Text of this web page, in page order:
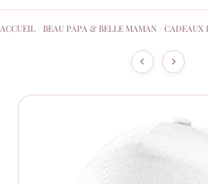
au
ACCUEIL BEAU PAPA & BELLE MAMAN CADEAUX